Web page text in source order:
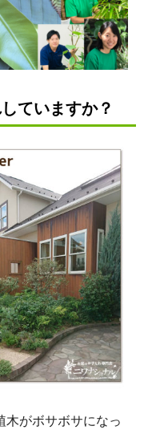
ていますか？
がボサボサになっ